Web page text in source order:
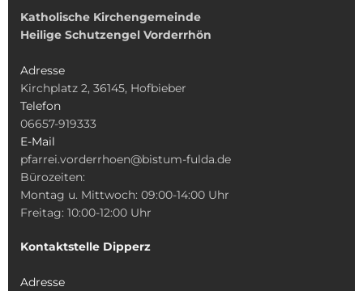
Katholische Kirchengemeinde
Heilige Schutzengel Vorderrhön
Adresse
Kirchplatz 2, 36145, Hofbieber
Telefon
06657-919333
E-Mail
pfarrei.vorderrhoen@bistum-fulda.de
Bürozeiten:
Montag u. Mittwoch: 09:00-14:00 Uhr
Freitag: 10:00-12:00 Uhr
Kontaktstelle Dipperz
Adresse